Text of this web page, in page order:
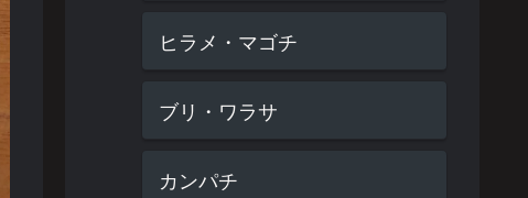
ヒラメ・マゴチ
ブリ・ワラサ
カンパチ